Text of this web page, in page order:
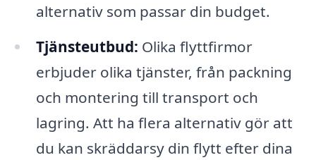
alternativ som passar din budget.
Tjänsteutbud: Olika flyttfirmor
erbjuder olika tjänster, från packning
och montering till transport och
lagring. Att ha flera alternativ gör att
du kan skräddarsy din flytt efter dina